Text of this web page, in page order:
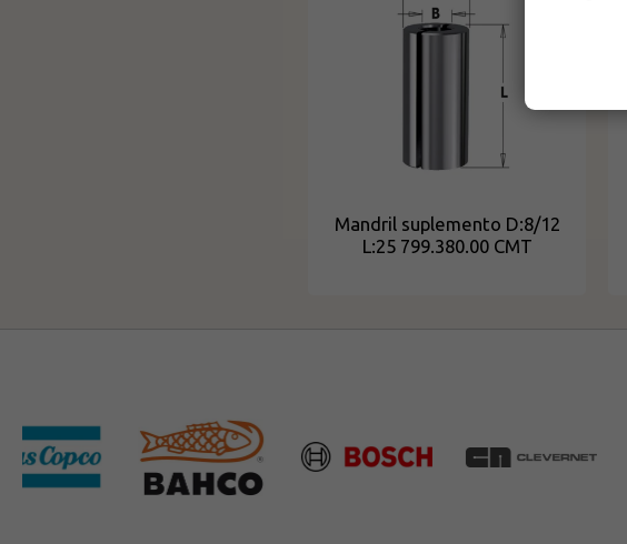
Mandril suplemento D:8/12
L:25 799.380.00 CMT